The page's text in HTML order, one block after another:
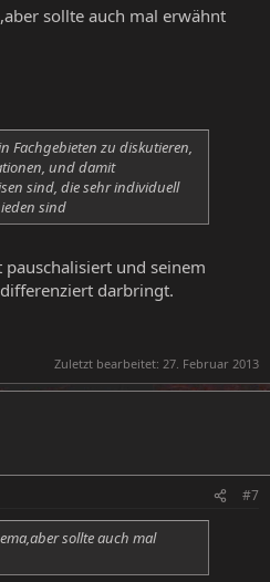
sollte auch mal erwähnt
Fachgebieten zu diskutieren,
und damit
sind, die sehr individuell
sind
und seinem
darbringt.
Zuletzt bearbeitet: 27. Februar 2013
#7
sollte auch mal